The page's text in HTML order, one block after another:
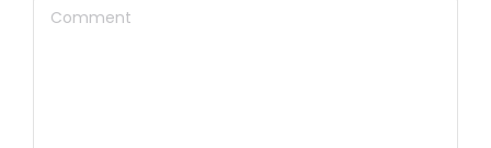
Comment